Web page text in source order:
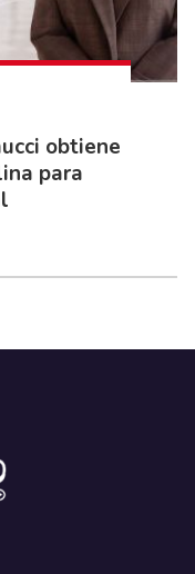
obtiene
para